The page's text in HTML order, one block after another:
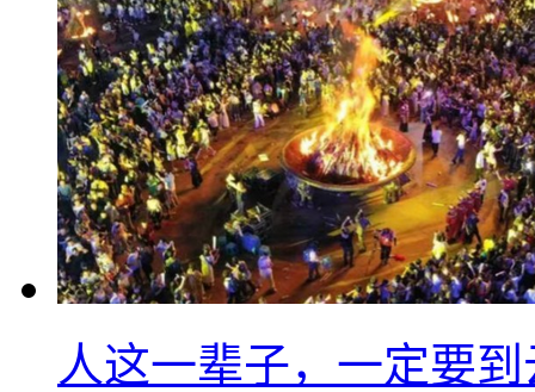
人这一辈子，一定要